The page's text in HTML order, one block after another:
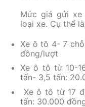
Mức giá gửi
loại xe. Cụ thể
Xe ô tô 4- 7
đồng/lượt
Xe ô tô từ 10-
tấn- 3,5 tấn:
Xe ô tô từ 17
tấn: 30.000